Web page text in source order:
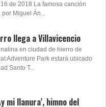
16 de 2018 La famosa canción
por Miguel Án...
llega a Villavicencio
en ciudad de hierro de
Adventure Park estará ubicado
Santo T...
mi llanura’, himno del